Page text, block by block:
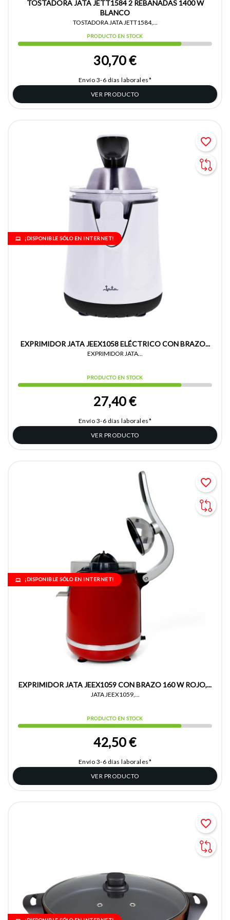
TOSTADORA JATA JETT1584 2 REBANADAS 1400 W
BLANCO
TOSTADORA JATA JETT1584,...
PRODUCTO EN STOCK
30,70 €
Envío 3-6 días laborales*
VER PRODUCTO
EXPRIMIDOR JATA JEEX1058 ELÉCTRICO CON BRAZO...
EXPRIMIDOR JATA...
PRODUCTO EN STOCK
27,40 €
Envío 3-6 días laborales*
VER PRODUCTO
¡DISPONIBLE SÓLO EN INTERNET!
favorite_border
EXPRIMIDOR JATA JEEX1059 CON BRAZO 160 W ROJO,...
JATA JEEX1059,...
PRODUCTO EN STOCK
42,50 €
Envío 3-6 días laborales*
VER PRODUCTO
¡DISPONIBLE SÓLO EN INTERNET!
favorite_border
favorite_border